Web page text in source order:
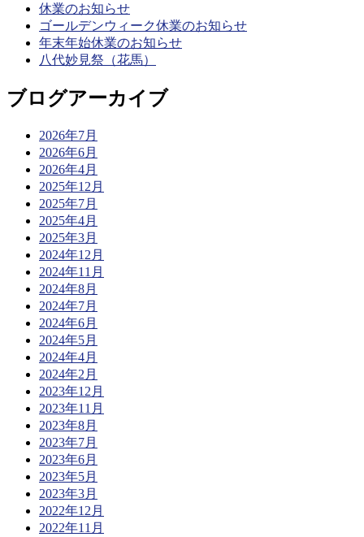
休業のお知らせ
ゴールデンウィーク休業のお知らせ
年末年始休業のお知らせ
八代妙見祭（花馬）
ブログアーカイブ
2026年7月
2026年6月
2026年4月
2025年12月
2025年7月
2025年4月
2025年3月
2024年12月
2024年11月
2024年8月
2024年7月
2024年6月
2024年5月
2024年4月
2024年2月
2023年12月
2023年11月
2023年8月
2023年7月
2023年6月
2023年5月
2023年3月
2022年12月
2022年11月